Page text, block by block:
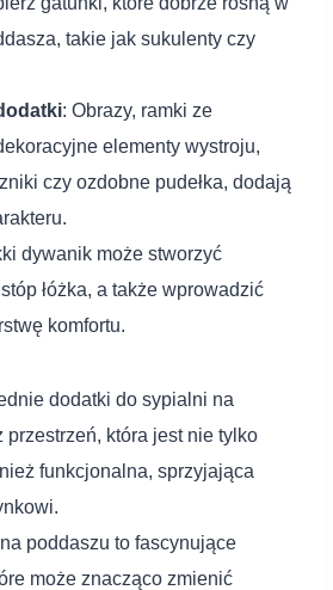
takie jak sukulenty czy
: Obrazy, ramki ze
elementy wystroju,
czy ozdobne pudełka, dodają
dywanik może stworzyć
łóżka, a także wprowadzić
komfortu.
dodatki do sypialni na
przestrzeń, która jest nie tylko
funkcjonalna, sprzyjająca
poddaszu to fascynujące
może znacząco zmienić